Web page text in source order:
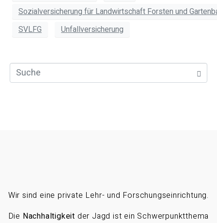
Sozialversicherung für Landwirtschaft Forsten und
SVLFG
Unfallversicherung
Wir sind eine private Lehr- und Forschungseinrichtung.
Die Nachhaltigkeit der Jagd ist ein Schwerpunktthema